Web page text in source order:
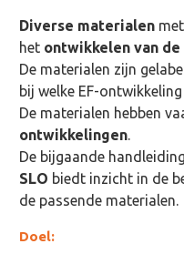
Diverse materialen
het ontwikkelen van
De materialen zijn
bij welke EF-
De materialen hebben
ontwikkelingen.
De bijgaande
SLO biedt inzicht in de
de passende materialen.
Doel: